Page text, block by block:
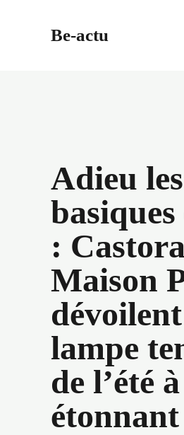
Be-actu
Adieu
:
Maison
lampe
de l’été
étonnant